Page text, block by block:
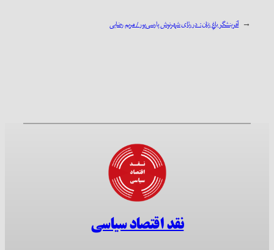
← آفرینشگر باغِ زنان: در رثای شهرنوش پارسی‌پور / مریم رضایی
نقد اقتصاد سیاسی